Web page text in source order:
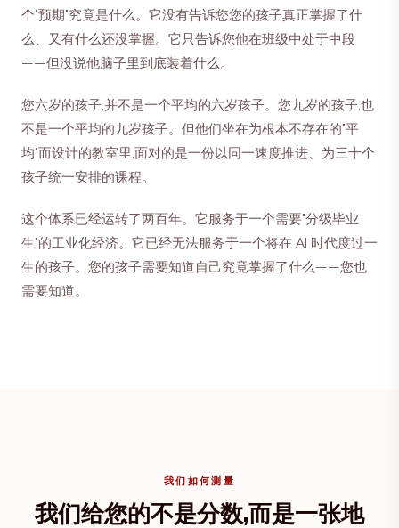
个"预期"究竟是什么。它没有告诉您您的孩子真正掌握了什
么、又有什么还没掌握。它只告诉您他在班级中处于中段
——但没说他脑子里到底装着什么。
您六岁的孩子,并不是一个平均的六岁孩子。您九岁的孩子,也
不是一个平均的九岁孩子。但他们坐在为根本不存在的"平
均"而设计的教室里,面对的是一份以同一速度推进、为三十个
孩子统一安排的课程。
这个体系已经运转了两百年。它服务于一个需要"分级毕业
生"的工业化经济。它已经无法服务于一个将在 AI 时代度过一
生的孩子。您的孩子需要知道自己究竟掌握了什么——您也
需要知道。
我们如何测量
我们给您的不是分数,而是一张地